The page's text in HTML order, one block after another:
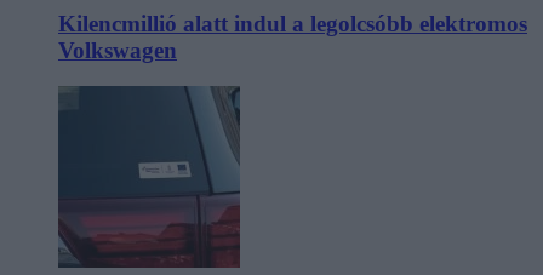
Kilencmillió alatt indul a legolcsóbb elektromos
Volkswagen